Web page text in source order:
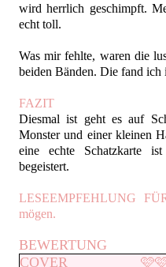
wird herrlich geschimpft.
echt toll.
Was mir fehlte, waren die
beiden Bänden. Die fand ich
FAZIT
Diesmal ist geht es auf
Monster und einer kleinen
eine echte Schatzkarte
begeistert.
LESEEMPFEHLUNG
mögen.
BEWERTUNG
COVER